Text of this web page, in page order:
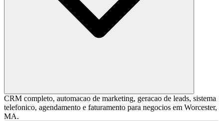
CRM completo, automacao de marketing, geracao de leads, sistema
telefonico, agendamento e faturamento para negocios em Worcester,
MA.